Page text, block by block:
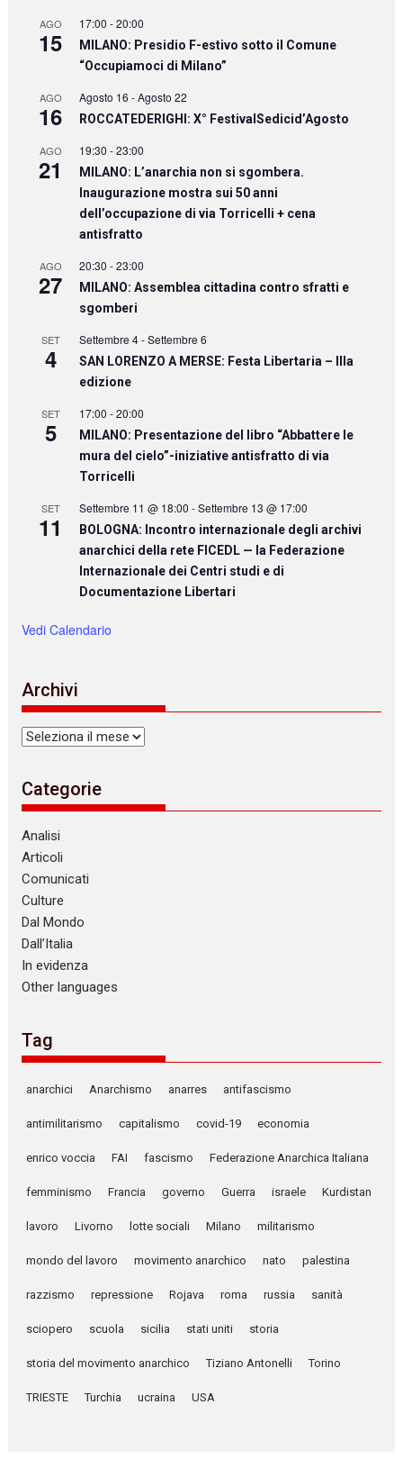
AGO
15
17:00 -20:00
MILANO: Presidio F-estivo sotto il Comune
“Occupiamoci di Milano”
AGO
16
Agosto 16 -Agosto 22
ROCCATEDERIGHI: X° FestivalSedicid’Agosto
AGO
21
19:30 -23:00
MILANO: L’anarchia non si sgombera.
Inaugurazione mostra sui 50 anni
dell’occupazione di via Torricelli + cena
antisfratto
AGO
27
20:30 -23:00
MILANO: Assemblea cittadina contro sfratti e
sgomberi
SET
4
Settembre 4-Settembre 6
SAN LORENZO A MERSE: Festa Libertaria – IIIa
edizione
SET
5
17:00 -20:00
MILANO: Presentazione del libro “Abbattere le
mura del cielo”-iniziative antisfratto di via
Torricelli
SET
11
Settembre 11 @ 18:00 -Settembre 13 @ 17:00
BOLOGNA: Incontro internazionale degli archivi
anarchici della rete FICEDL — la Federazione
Internazionale dei Centri studi e di
Documentazione Libertari
Vedi Calendario
Archivi
Archivi
Categorie
Analisi
Articoli
Comunicati
Culture
Dal Mondo
Dall’Italia
In evidenza
Other languages
Tag
anarchici Anarchismo anarres antifascismo
antimilitarismo capitalismo covid-19 economia
enrico voccia FAI fascismo Federazione Anarchica Italiana
femminismo Francia governo Guerra israele Kurdistan
lavoro Livorno lotte sociali Milano militarismo
mondo del lavoro movimento anarchico nato palestina
razzismo repressione Rojava roma russia sanità
sciopero scuola sicilia stati uniti storia
storia del movimento anarchico Tiziano Antonelli Torino
TRIESTE Turchia ucraina USA